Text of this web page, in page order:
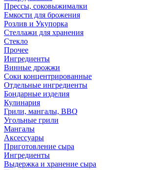
Прессы, соковыжималки
Емкости для брожения
Розлив и Укупорка
Стеллажи для хранения
Стекло
Прочее
Ингредиенты
Винные дрожжи
Соки концентрированные
Отдельные ингредиенты
Бондарные изделия
Кулинария
Грили, мангалы, BBQ
Угольные грили
Мангалы
Аксессуары
Приготовление сыра
Ингредиенты
Выдержка и хранение сыра